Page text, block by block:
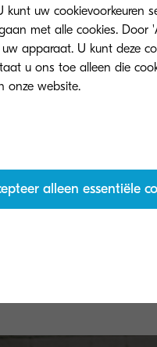
uw cookievoorkeuren
met alle cookies. Door
apparaat. U kunt deze
u ons toe alleen die
noodzakelijk zijn voor de correcte weergave van onze website.
alleen essentiële